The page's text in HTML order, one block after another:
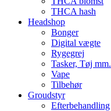
THCA hash
Headshop
Bonger
Digital vægte
Rygegrej
Tasker, Tøj mm.
Vape
Tilbehør
Groudstyr
Efterbehandling